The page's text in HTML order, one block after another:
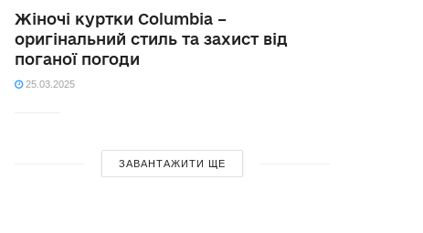
Жіночі куртки Columbia –
оригінальний стиль та захист від
поганої погоди
25.03.2025
ЗАВАНТАЖИТИ ЩЕ